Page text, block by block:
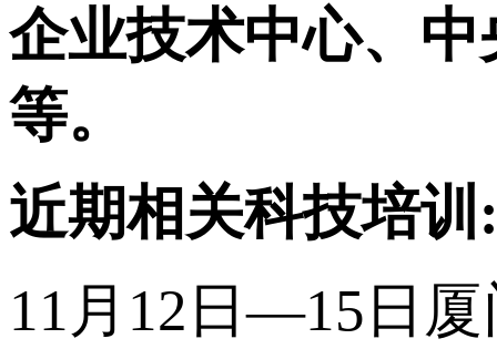
企业技术中心、
等。
近期相关科技培训
11月12日—15日